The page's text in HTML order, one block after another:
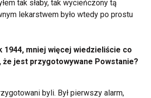
tak słaby, tak wycieńczony tą
lekarstwem było wtedy po prostu
1944, mniej więcej wiedzieliście co
że jest przygotowywane Powstanie?
byli. Był pierwszy alarm,